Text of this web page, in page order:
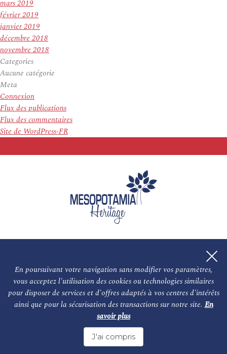
En poursuivant votre navigation sans modifier vos paramètres,
vous acceptez l'utilisation des cookies ou technologies similaires
pour disposer de services et d'offres adaptés à vos centres d'intérêts
ainsi que pour la sécurisation des transactions sur notre site.En
savoir plus
J'ai compris
mars 2019
février 2019
janvier 2019
décembre 2018
novembre 2018
Categories
Aucune catégorie
Meta
Connexion
Flux des publications
Flux des commentaires
Site de WordPress-FR
L'association NOS PARTENAIRES
Le conseil scientifique et nos experts Les auteurs
Mentions légales Nous contacter